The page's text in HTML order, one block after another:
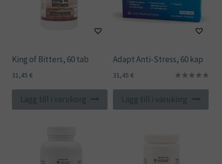
King of Bitters, 60 tab
31,45 €
Lägg till i varukorg
Adapt Anti-Stress, 60 kap
av 5
31,45 €
Lägg till i varukorg